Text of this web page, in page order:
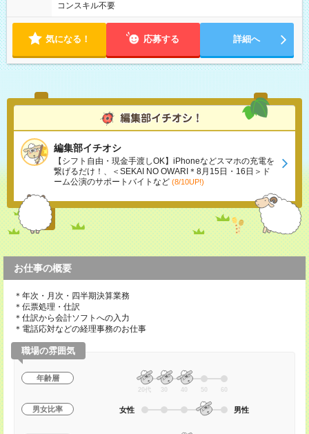
コンスキル不要
気になる！ 応募する 詳細へ
編集部イチオシ
【シフト自由・現金手渡しOK】iPhoneなどスマホの充電を
繋げるだけ！、＜SEKAI NO OWARI＊8月15日・16日＞ド
ーム公演のサポートバイトなど (8/10UP!)
お仕事の概要
＊年次・月次・四半期決算業務
＊伝票処理・仕訳
＊仕訳から会計ソフトへの入力
＊電話応対などの経理事務のお仕事
職場の雰囲気
年齢層
20代 30 40 50 60
男女比率 女性 男性